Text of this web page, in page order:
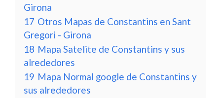
Girona
17 Otros Mapas de Constantins en Sant
Gregori - Girona
18 Mapa Satelite de Constantins y sus
alrededores
19 Mapa Normal google de Constantins y
sus alrededores